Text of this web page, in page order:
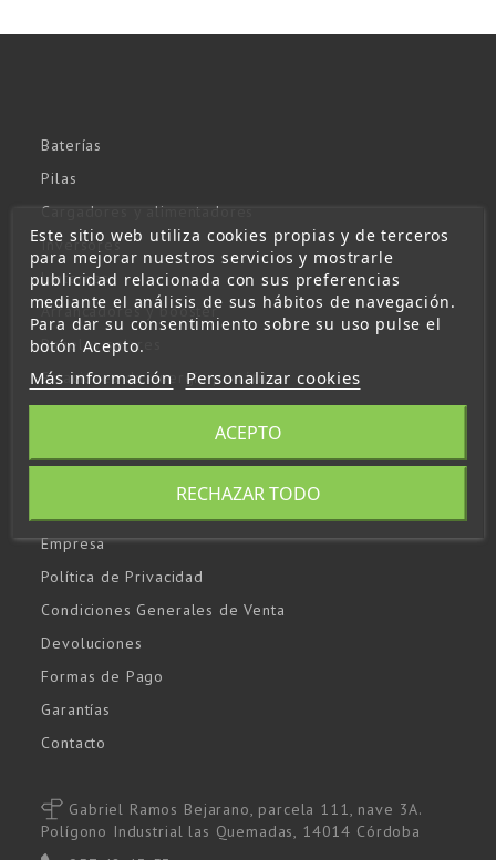
Baterías
Pilas
Cargadores y alimentadores
Inversores
Linternas
Arrancadores y booster
Paneles solares
Estaciones de energía portátiles
Empresa
Política de Privacidad
Condiciones Generales de Venta
Devoluciones
Formas de Pago
Garantías
Contacto
Gabriel Ramos Bejarano, parcela 111, nave 3A.
Polígono Industrial las Quemadas, 14014 Córdoba
Este sitio web utiliza cookies propias y de terceros
para mejorar nuestros servicios y mostrarle
publicidad relacionada con sus preferencias
mediante el análisis de sus hábitos de navegación.
Para dar su consentimiento sobre su uso pulse el
botón Acepto.
Más información Personalizar cookies
RECHAZAR TODO
ACEPTO